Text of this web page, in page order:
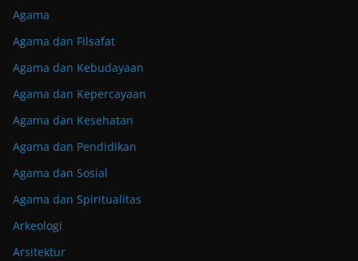
Agama
Agama dan Filsafat
Agama dan Kebudayaan
Agama dan Kepercayaan
Agama dan Kesehatan
Agama dan Pendidikan
Agama dan Sosial
Agama dan Spiritualitas
Arkeologi
Arsitektur